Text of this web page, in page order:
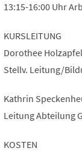
13:15-16:00 Uhr
KURSLEITUNG
Dorothee
Stellv. Leitung/
Kathrin
Leitung Abteilung
KOSTEN